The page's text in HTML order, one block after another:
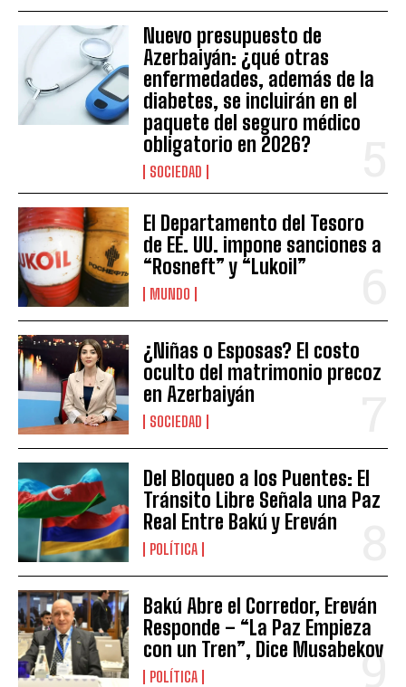
Nuevo presupuesto de
Azerbaiyán: ¿qué otras
enfermedades, además de la
diabetes, se incluirán en el
paquete del seguro médico
obligatorio en 2026?
SOCIEDAD
El Departamento del Tesoro
de EE. UU. impone sanciones a
“Rosneft” y “Lukoil”
MUNDO
¿Niñas o Esposas? El costo
oculto del matrimonio precoz
en Azerbaiyán
SOCIEDAD
Del Bloqueo a los Puentes: El
Tránsito Libre Señala una Paz
Real Entre Bakú y Ereván
POLÍTICA
Bakú Abre el Corredor, Ereván
Responde – “La Paz Empieza
con un Tren”, Dice Musabekov
POLÍTICA